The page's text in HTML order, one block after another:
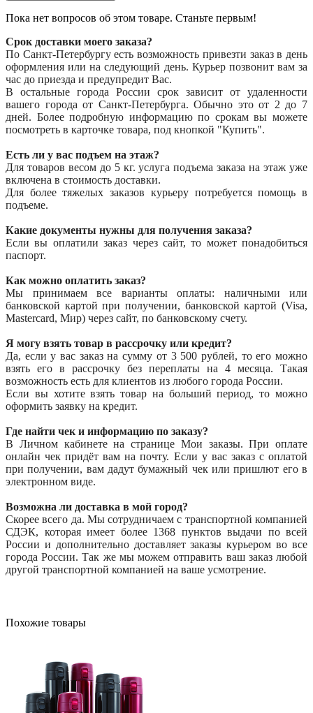
Пока нет вопросов об этом товаре. Станьте первым!
Срок доставки моего заказа?
По Санкт-Петербургу есть возможность привезти заказ в день
оформления или на следующий день. Курьер позвонит вам за
час до приезда и предупредит Вас.
В остальные города России срок зависит от удаленности
вашего города от Санкт-Петербурга. Обычно это от 2 до 7
дней. Более подробную информацию по срокам вы можете
посмотреть в карточке товара, под кнопкой "Купить".
Есть ли у вас подъем на этаж?
Для товаров весом до 5 кг. услуга подъема заказа на этаж уже
включена в стоимость доставки.
Для более тяжелых заказов курьеру потребуется помощь в
подъеме.
Какие документы нужны для получения заказа?
Если вы оплатили заказ через сайт, то может понадобиться
паспорт.
Как можно оплатить заказ?
Мы принимаем все варианты оплаты: наличными или
банковской картой при получении, банковской картой (Visa,
Mastercard, Мир) через сайт, по банковскому счету.
Я могу взять товар в рассрочку или кредит?
Да, если у вас заказ на сумму от 3 500 рублей, то его можно
взять его в рассрочку без переплаты на 4 месяца. Такая
возможность есть для клиентов из любого города России.
Если вы хотите взять товар на больший период, то можно
оформить заявку на кредит.
Где найти чек и информацию по заказу?
В Личном кабинете на странице Мои заказы. При оплате
онлайн чек придёт вам на почту. Если у вас заказ с оплатой
при получении, вам дадут бумажный чек или пришлют его в
электронном виде.
Возможна ли доставка в мой город?
Скорее всего да. Мы сотрудничаем с транспортной компанией
СДЭК, которая имеет более 1368 пунктов выдачи по всей
России и дополнительно доставляет заказы курьером во все
города России. Так же мы можем отправить ваш заказ любой
другой транспортной компанией на ваше усмотрение.
Похожие товары